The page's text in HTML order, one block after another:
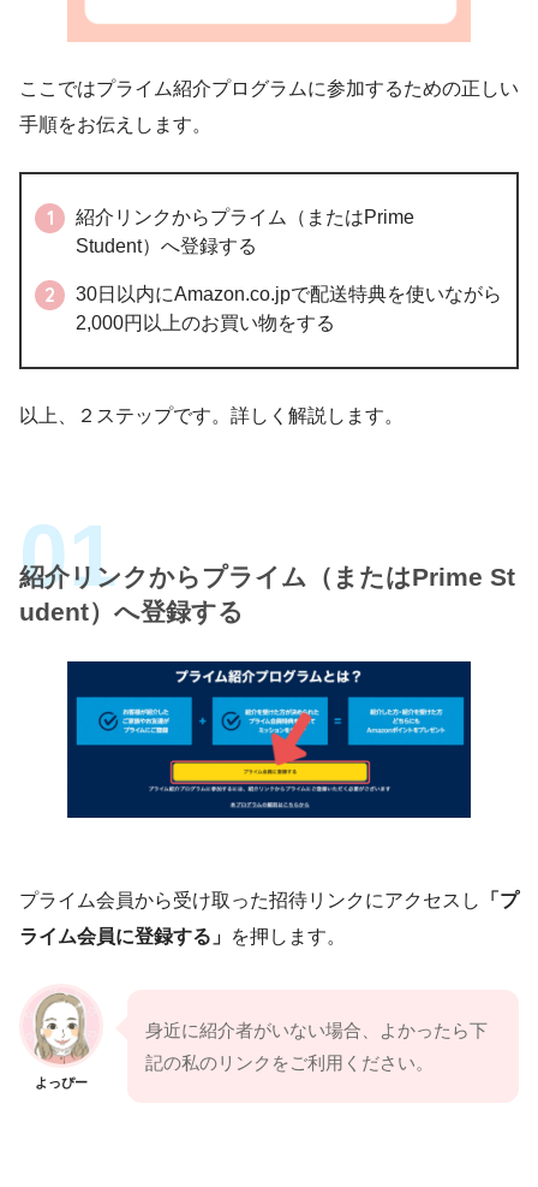
ここではプライム紹介プログラムに参加するための正しい
手順をお伝えします。
紹介リンクからプライム（またはPrime
Student）へ登録する
30日以内にAmazon.co.jpで配送特典を使いながら
2,000円以上のお買い物をする
以上、２ステップです。詳しく解説します。
紹介リンクからプライム（またはPrime St
udent）へ登録する
プライム会員から受け取った招待リンクにアクセスし
「プ
ライム会員に登録する」 を押します。
よっぴー
身近に紹介者がいない場合、よかったら下
記の私のリンクをご利用ください。